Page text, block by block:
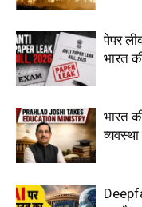
पेपर
भारत
भारत